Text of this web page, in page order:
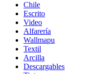
Chile
Escrito
Video
Alfarería
Wallmapu
Textil
Arcilla
Descargables